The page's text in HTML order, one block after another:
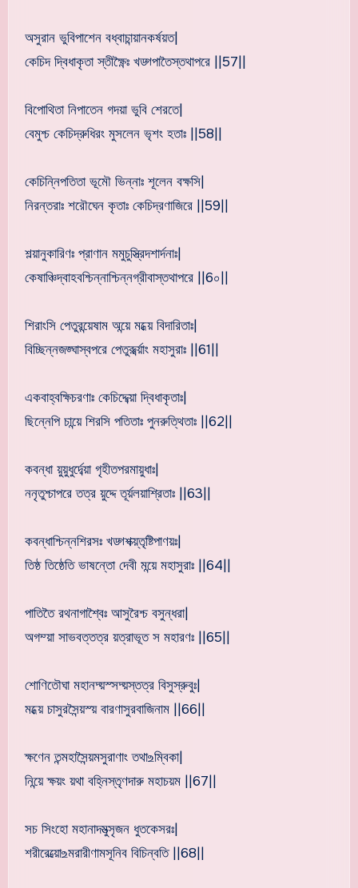
অসুরান ভুবিপাশেন বধ্বাচান্য়ানকর্ষয়ত|
কেচিদ দ্বিধাকৃতা স্তীক্ষ্ণৈঃ খড্গপাতৈস্তথাপরে ||57||
বিপোথিতা নিপাতেন গদয়া ভুবি শেরতে|
বেমুশ্চ কেচিদ্রুধিরং মুসলেন ভৃশং হতাঃ ||58||
কেচিন্নিপতিতা ভূমৌ ভিন্নাঃ শূলেন বক্ষসি|
নিরন্তরাঃ শরৌঘেন কৃতাঃ কেচিদ্রণাজিরে ||59||
শল্য়ানুকারিণঃ প্রাণান মমুচুস্ত্রিদশার্দনাঃ|
কেষাঞ্চিদ্বাহবশ্চিন্নাশ্চিন্নগ্রীবাস্তথাপরে ||6০||
শিরাংসি পেতুরন্য়েষাম অন্য়ে মধ্য়ে বিদারিতাঃ|
বিচ্ছিন্নজজ্ঘাস্বপরে পেতুরুর্ব্য়াং মহাসুরাঃ ||61||
একবাহ্বক্ষিচরণাঃ কেচিদ্দেব্য়া দ্বিধাকৃতাঃ|
ছিন্নেপি চান্য়ে শিরসি পতিতাঃ পুনরুত্থিতাঃ ||62||
কবন্ধা য়ুয়ুধুর্দেব্য়া গৃহীতপরমায়ুধাঃ|
ননৃতুশ্চাপরে তত্র য়ুদ্দে তূর্য়লয়াশ্রিতাঃ ||63||
কবন্ধাশ্চিন্নশিরসঃ খড্গশক্য়্তৃষ্টিপাণয়ঃ|
তিষ্ঠ তিষ্ঠেতি ভাষন্তো দেবী মন্য়ে মহাসুরাঃ ||64||
পাতিতৈ রথনাগাশ্বৈঃ আসুরৈশ্চ বসুন্ধরা|
অগম্য়া সাভবত্তত্র য়ত্রাভূত স মহারণঃ ||65||
শোণিতৌঘা মহানদ্য়স্সদ্য়স্তত্র বিসুস্রুবুঃ|
মধ্য়ে চাসুরসৈন্য়স্য় বারণাসুরবাজিনাম ||66||
ক্ষণেন তন্মহাসৈন্য়মসুরাণাং তথা‌உম্বিকা|
নিন্য়ে ক্ষয়ং য়থা বহ্নিস্তৃণদারু মহাচয়ম ||67||
সচ সিংহো মহানাদমুত্সৃজন ধুতকেসরঃ|
শরীরেভ্য়ো‌உমরারীণামসূনিব বিচিন্বতি ||68||